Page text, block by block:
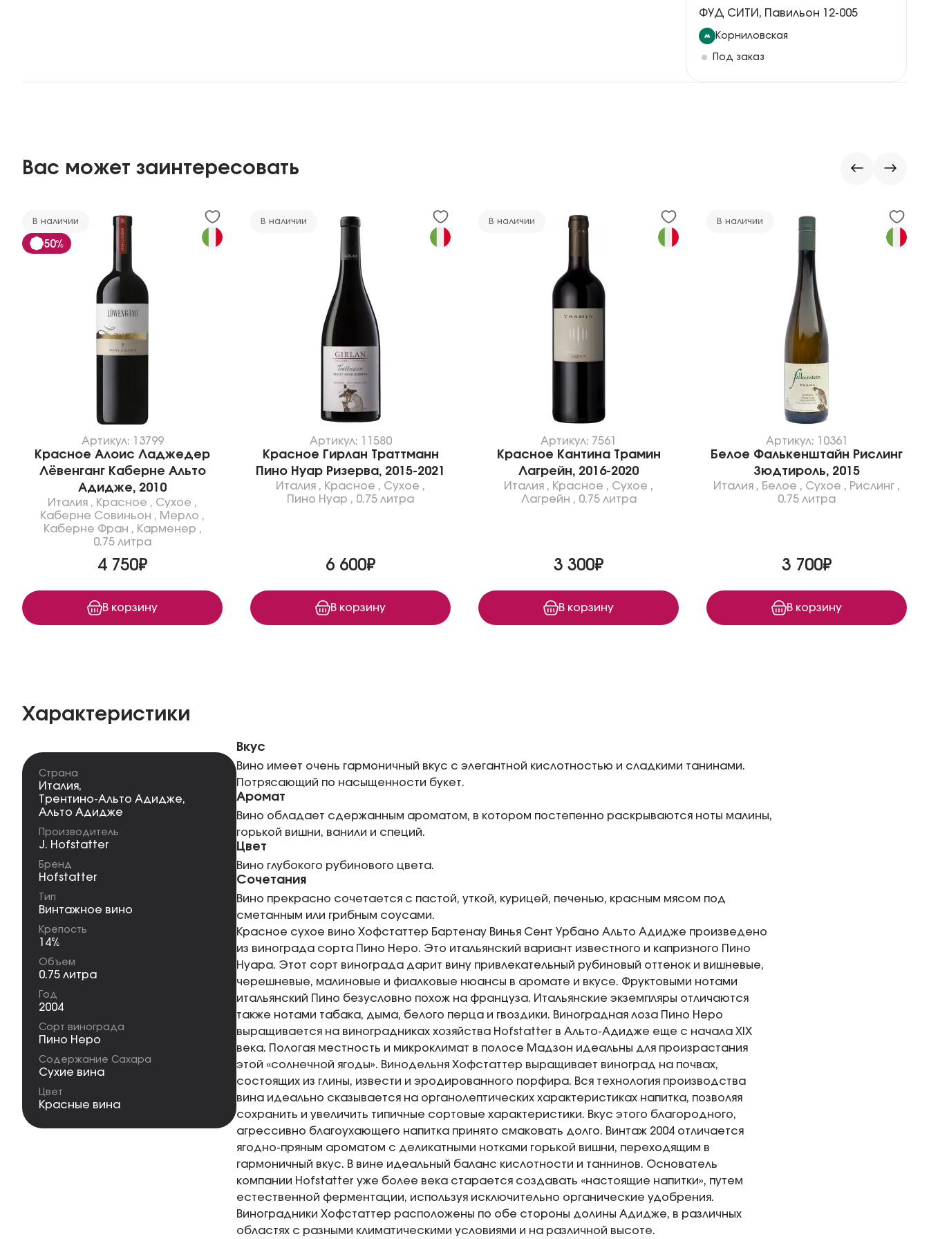
ФУД СИТИ, Павильон 12-005
Корниловская
Под заказ
Вас может заинтересовать
В наличии
50%
Артикул: 13799
Красное Алоис Ладжедер
Лёвенганг Каберне Альто
Адидже, 2010
Италия , Красное , Сухое ,
Каберне Совиньон , Мерло ,
Каберне Фран , Карменер ,
0.75 литра
4 750₽
В корзину
В наличии
Артикул: 11580
Красное Гирлан Траттманн
Пино Нуар Ризерва, 2015-2021
Италия , Красное , Сухое ,
Пино Нуар , 0.75 литра
6 600₽
В корзину
В наличии
Артикул: 7561
Красное Кантина Трамин
Лагрейн, 2016-2020
Италия , Красное , Сухое ,
Лагрейн , 0.75 литра
3 300₽
В корзину
В наличии
Артикул: 10361
Белое Фалькенштайн Рислинг
Зюдтироль, 2015
Италия , Белое , Сухое , Рислинг ,
0.75 литра
3 700₽
В корзину
Характеристики
Страна
Италия,
Трентино-Альто Адидже,
Альто Адидже
Производитель
J. Hofstatter
Бренд
Hofstatter
Тип
Винтажное вино
Крепость
14%
Объем
0.75 литра
Год
2004
Сорт винограда
Пино Неро
Содержание Сахара
Сухие вина
Цвет
Красные вина
Вкус
Вино имеет очень гармоничный вкус с элегантной кислотностью и сладкими танинами.
Потрясающий по насыщенности букет.
Аромат
Вино обладает сдержанным ароматом, в котором постепенно раскрываются ноты малины,
горькой вишни, ванили и специй.
Цвет
Вино глубокого рубинового цвета.
Сочетания
Вино прекрасно сочетается с пастой, уткой, курицей, печенью, красным мясом под
сметанным или грибным соусами.
Красное сухое вино Хофстаттер Бартенау Винья Сент Урбано Альто Адидже произведено
из винограда сорта Пино Неро. Это итальянский вариант известного и капризного Пино
Нуара. Этот сорт винограда дарит вину привлекательный рубиновый оттенок и вишневые,
черешневые, малиновые и фиалковые нюансы в аромате и вкусе. Фруктовыми нотами
итальянский Пино безусловно похож на француза. Итальянские экземпляры отличаются
также нотами табака, дыма, белого перца и гвоздики. Виноградная лоза Пино Неро
выращивается на виноградниках хозяйства Hofstatter в Альто-Адидже еще с начала XIX
века. Пологая местность и микроклимат в полосе Мадзон идеальны для произрастания
этой «солнечной ягоды». Винодельня Хофстаттер выращивает виноград на почвах,
состоящих из глины, извести и эродированного порфира. Вся технология производства
вина идеально сказывается на органолептических характеристиках напитка, позволяя
сохранить и увеличить типичные сортовые характеристики. Вкус этого благородного,
агрессивно благоухающего напитка принято смаковать долго. Винтаж 2004 отличается
ягодно-пряным ароматом с деликатными нотками горькой вишни, переходящим в
гармоничный вкус. В вине идеальный баланс кислотности и таннинов. Основатель
компании Hofstatter уже более века старается создавать «настоящие напитки», путем
естественной ферментации, используя исключительно органические удобрения.
Виноградники Хофстаттер расположены по обе стороны долины Адидже, в различных
областях с разными климатическими условиями и на различной высоте.